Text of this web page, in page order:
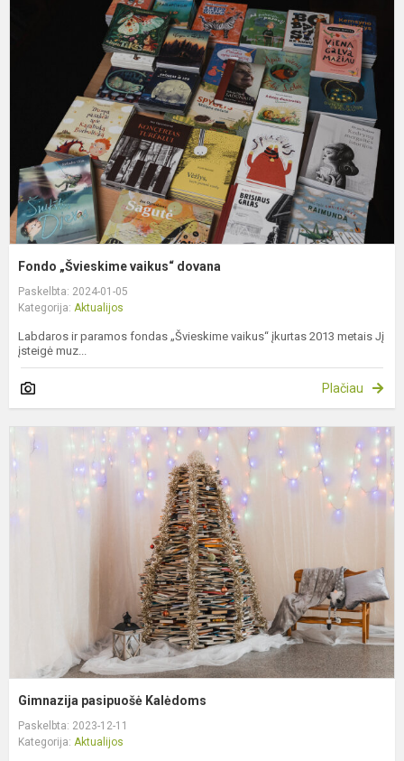
Fondo „Švieskime vaikus“ dovana
Paskelbta: 2024-01-05
Kategorija: Aktualijos
Labdaros ir paramos fondas „Švieskime vaikus“ įkurtas 2013 metais Jį
įsteigė muz...
Plačiau
Gimnazija pasipuošė Kalėdoms
Paskelbta: 2023-12-11
Kategorija: Aktualijos